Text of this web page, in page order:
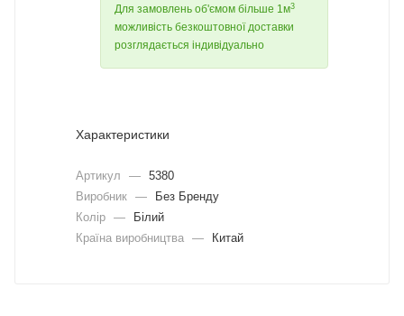
Для замовлень об'ємом більше 1м3
можливість безкоштовної доставки
розглядається індивідуально
Характеристики
Артикул — 5380
Виробник —
Без Бренду
Колір —
Білий
Країна виробництва — Китай